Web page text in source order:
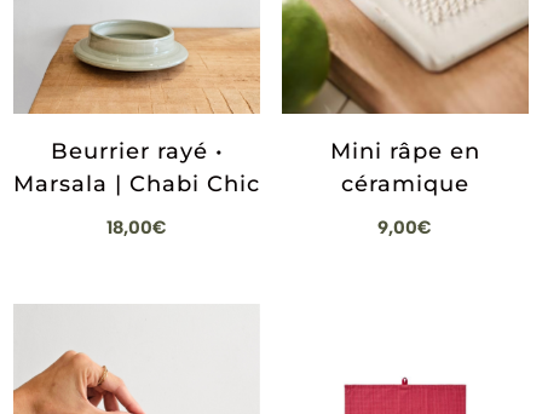
Beurrier rayé •
Marsala | Chabi Chic
18,00€
Mini râpe en
céramique
9,00€